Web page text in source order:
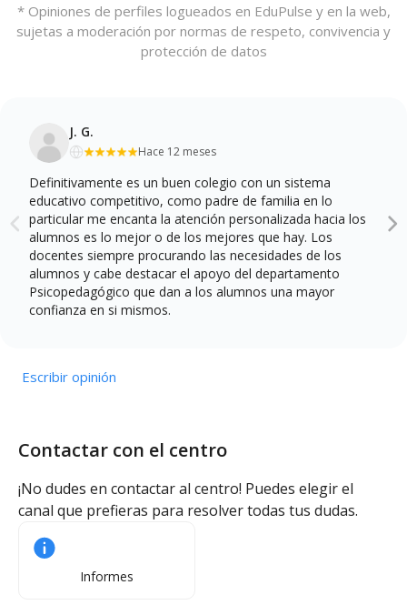
* Opiniones de perfiles logueados en EduPulse y en la web,
sujetas a moderación por normas de respeto, convivencia y
protección de datos
J. G.
Hace 12 meses
Definitivamente es un buen colegio con un sistema
educativo competitivo, como padre de familia en lo
particular me encanta la atención personalizada hacia los
alumnos es lo mejor o de los mejores que hay. Los
docentes siempre procurando las necesidades de los
alumnos y cabe destacar el apoyo del departamento
Psicopedagógico que dan a los alumnos una mayor
confianza en si mismos.
Escribir opinión
Contactar con el centro
¡No dudes en contactar al centro! Puedes elegir el
canal que prefieras para resolver todas tus dudas.
Informes